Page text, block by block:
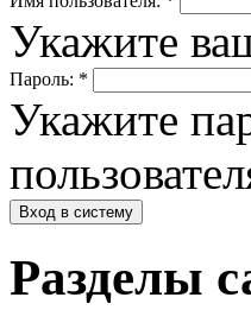
Укажите
Пароль: *
Укажите
Разделы